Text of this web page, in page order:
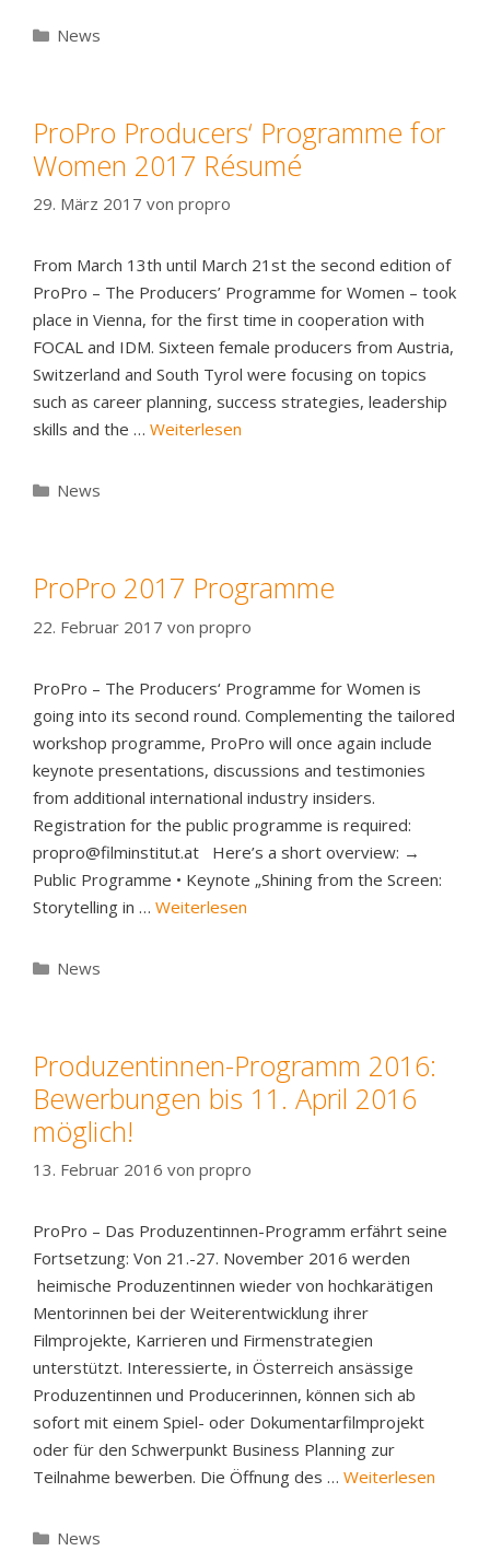
Kategorien
News
ProPro Producers‘ Programme for
Women 2017 Résumé
29. März 2017 von propro
From March 13th until March 21st the second edition of
ProPro – The Producers’ Programme for Women – took
place in Vienna, for the first time in cooperation with
FOCAL and IDM. Sixteen female producers from Austria,
Switzerland and South Tyrol were focusing on topics
such as career planning, success strategies, leadership
skills and the … Weiterlesen
Kategorien
News
ProPro 2017 Programme
22. Februar 2017 von propro
ProPro – The Producers‘ Programme for Women is
going into its second round. Complementing the tailored
workshop programme, ProPro will once again include
keynote presentations, discussions and testimonies
from additional international industry insiders.
Registration for the public programme is required:
propro@filminstitut.at Here’s a short overview: →
Public Programme • Keynote „Shining from the Screen:
Storytelling in … Weiterlesen
Kategorien
News
Produzentinnen-Programm 2016:
Bewerbungen bis 11. April 2016
möglich!
13. Februar 2016 von propro
ProPro – Das Produzentinnen-Programm erfährt seine
Fortsetzung: Von 21.-27. November 2016 werden
heimische Produzentinnen wieder von hochkarätigen
Mentorinnen bei der Weiterentwicklung ihrer
Filmprojekte, Karrieren und Firmenstrategien
unterstützt. Interessierte, in Österreich ansässige
Produzentinnen und Producerinnen, können sich ab
sofort mit einem Spiel- oder Dokumentarfilmprojekt
oder für den Schwerpunkt Business Planning zur
Teilnahme bewerben. Die Öffnung des … Weiterlesen
Kategorien
News